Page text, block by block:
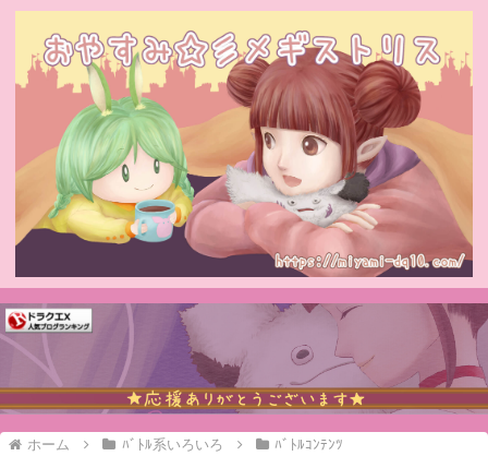
ホーム ﾊﾞﾄﾙ系いろいろ ﾊﾞﾄﾙｺﾝﾃﾝﾂ